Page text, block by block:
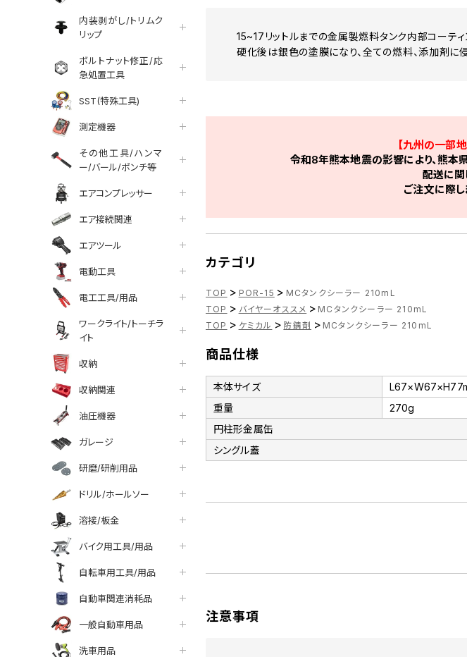
内装剥がし/トリムク
リップ
ボルトナット修正/応
急処置工具
SST(特殊工具)
測定機器
その他工具/ハンマ
ー/バール/ポンチ等
エアコンプレッサー
エア接続関連
エアツール
電動工具
電工工具/用品
ワークライト/トーチラ
イト
収納
収納関連
油圧機器
ガレージ
研磨/研削用品
ドリル/ホールソー
溶接/板金
バイク用工具/用品
自転車用工具/用品
自動車関連消耗品
一般自動車用品
洗車用品
15~17リットルまでの金属製燃料タンク内部コーティ
硬化後は銀色の塗膜になり、全ての燃料、添加剤に侵
【九州の一部
令和8年熊本地震の影響により、熊本
配送に関
ご注文に際し
カテゴリ
TOP > POR-15 > MCタンクシーラー 210mL
TOP > バイヤーオススメ > MCタンクシーラー 210mL
TOP > ケミカル > 防錆剤 > MCタンクシーラー 210mL
商品仕様
本体サイズ
重量
270g
円柱形金属缶
シングル蓋
注意事項